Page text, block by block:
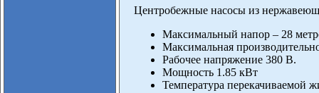
Центробежные насосы из
Максимальный напор – 28
Максимальная
Рабочее напряжение 380 В.
Мощность 1.85 кВт
Температура перекачиваемой